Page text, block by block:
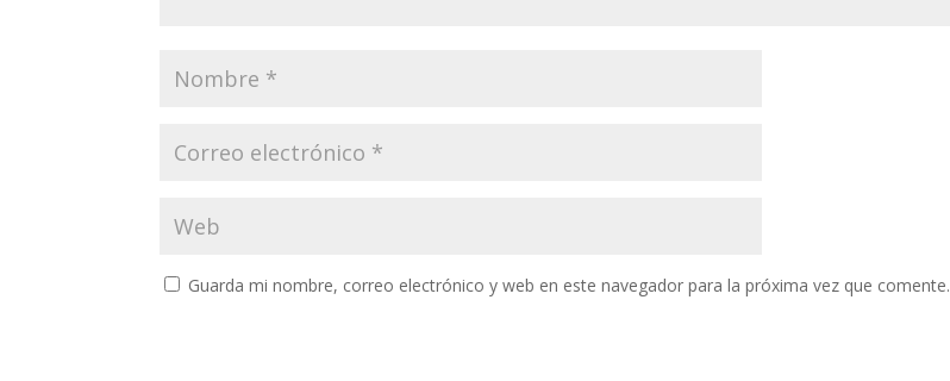
Guarda mi nombre, correo electrónico y web en este navegador para la próxima vez que comente.